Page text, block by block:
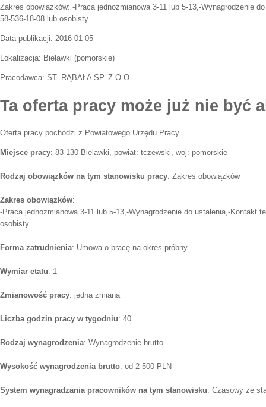
Zakres obowiązków: -Praca jednozmianowa 3-11 lub 5-13,-Wynagrodzenie
58-536-18-08 lub osobisty.
Data publikacji: 2016-01-05
Lokalizacja: Bielawki (pomorskie)
Pracodawca: ST. RĄBAŁA SP. Z O.O.
Ta oferta pracy może już nie być
Oferta pracy pochodzi z Powiatowego Urzędu Pracy.
Miejsce pracy: 83-130 Bielawki, powiat: tczewski, woj: pomorskie
Rodzaj obowiązków na tym stanowisku pracy: Zakres obowiązków
Zakres obowiązków:
-Praca jednozmianowa 3-11 lub 5-13,-Wynagrodzenie do ustalenia,-Kontakt
osobisty.
Forma zatrudnienia: Umowa o pracę na okres próbny
Wymiar etatu: 1
Zmianowość pracy: jedna zmiana
Liczba godzin pracy w tygodniu: 40
Rodzaj wynagrodzenia: Wynagrodzenie brutto
Wysokość wynagrodzenia brutto: od 2 500 PLN
System wynagradzania pracowników na tym stanowisku: Czasowy ze